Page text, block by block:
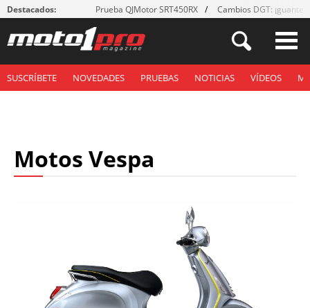
Destacados: Prueba QJMotor SRT450RX Cambios DGT: ¡guantes!
SUSCRÍBETE NOVEDADES PRUEBAS NOTICIAS VÍDEOS
Motos Vespa